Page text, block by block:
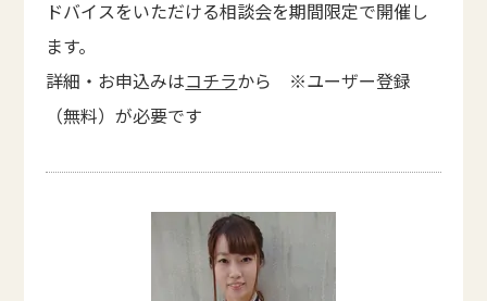
ドバイスをいただける相談会を期間限定で開催し
ます。
詳細・お申込みはコチラから ※ユーザー登録
（無料）が必要です